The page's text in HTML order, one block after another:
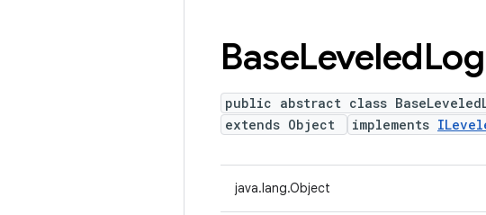
BaseLeveledLog
public abstract class
extends Object
implements
java.lang.Object